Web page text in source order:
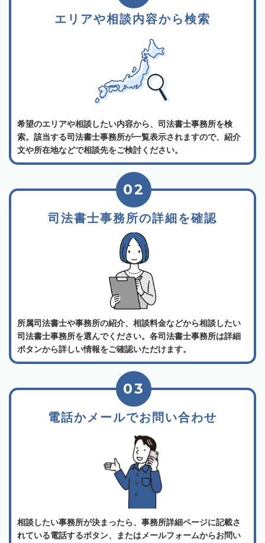
エリアや相談内容から検索
希望のエリアや相談したい内容から、司法書士事務所を検
索。該当する司法書士事務所が一覧表示されますので、紹介
文や所在地などで相談先をご検討ください。
司法書士事務所の詳細を確認
02
所属司法書士や事務所の紹介、相談料金などから相談したい
司法書士事務所を選んでください。各司法書士事務所は詳細
ボタンから詳しい情報をご確認いただけます。
電話かメールでお問い合わせ
03
相談したい事務所が決まったら、事務所詳細ページに記載さ
れている電話するボタン、またはメールフォームからお問い